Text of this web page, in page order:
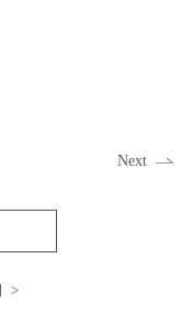
Next